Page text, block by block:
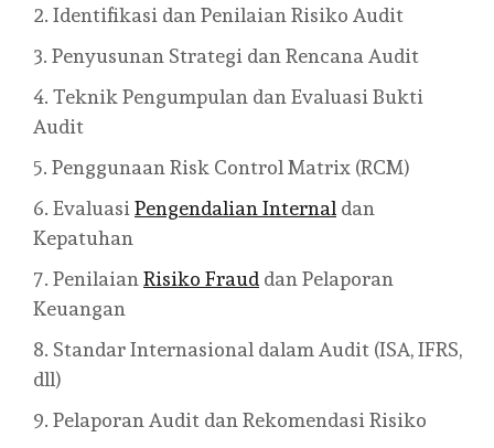
Identifikasi dan Penilaian Risiko Audit
Penyusunan Strategi dan Rencana Audit
Teknik Pengumpulan dan Evaluasi Bukti
Audit
Penggunaan Risk Control Matrix (RCM)
Evaluasi Pengendalian Internal dan
Kepatuhan
Penilaian Risiko Fraud dan Pelaporan
Keuangan
Standar Internasional dalam Audit (ISA, IFRS,
dll)
Pelaporan Audit dan Rekomendasi Risiko